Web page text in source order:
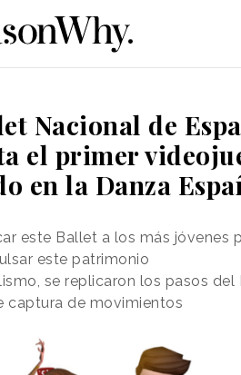
Nacional de
el primer
en la Danza
este Ballet a los más jóvenes
este patrimonio
se replicaron los pasos
captura de movimientos